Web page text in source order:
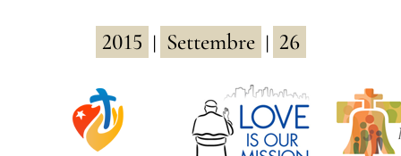
العربيّة
中文
LATINE
2015 Settembre 26